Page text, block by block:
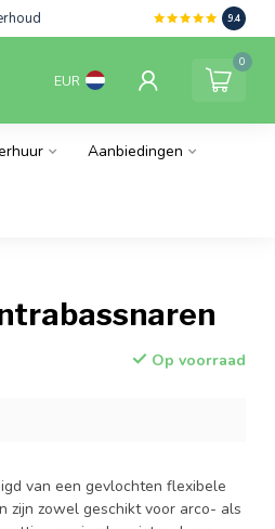
9.4
EUR
0
Aanbiedingen
Op voorraad
van een gevlochten flexibele
zijn zowel geschikt voor arco- als